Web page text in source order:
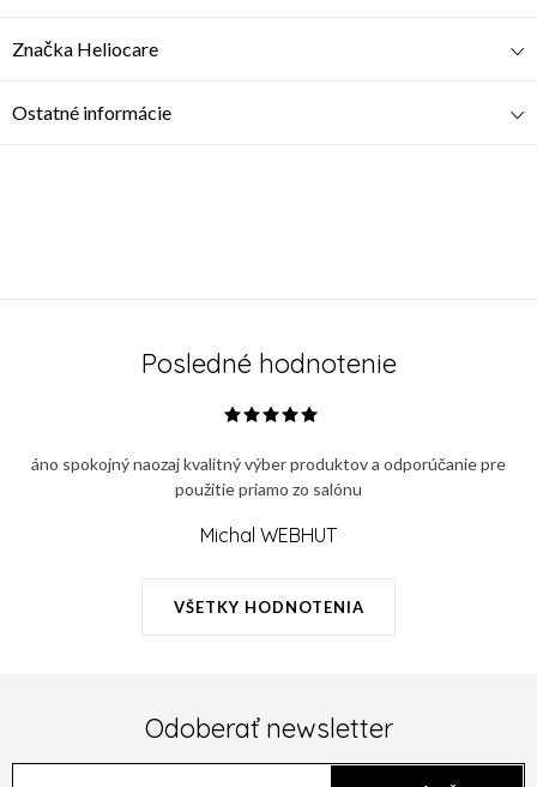
Značka Heliocare
Ostatné informácie
Posledné hodnotenie
VŠETKY HODNOTENIA
áno spokojný naozaj kvalitný výber produktov a odporúčanie pre
použitie priamo zo salónu
Michal WEBHUT
Odoberať newsletter